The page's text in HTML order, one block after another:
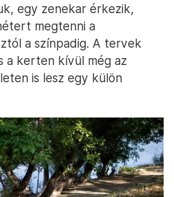
egy zenekar érkezik,
megtenni a
a színpadig. A tervek
a kerten kívül még az
is lesz egy külön